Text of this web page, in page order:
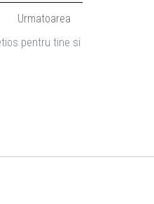
Urmatoarea
pentru tine si